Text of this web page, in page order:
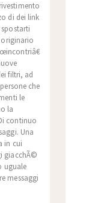
di dei link
originario
filtri, ad
che
le
la
continuo
Una
in cui
giacchÃ©
uguale
messaggi